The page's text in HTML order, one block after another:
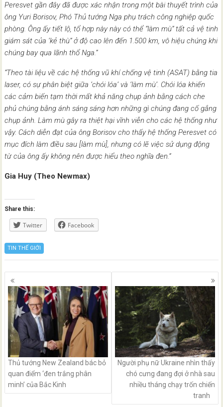
Peresvet gần đây đã được xác nhận trong một bài thuyết trình của
ông Yuri Borisov, Phó Thủ tướng Nga phụ trách công nghiệp quốc
phòng. Ông ấy tiết lộ, tổ hợp này này có thể “làm mù” tất cả vệ tinh
giám sát của ‘kẻ thù” ở độ cao lên đến 1.500 km, vô hiệu chúng khi
chúng bay qua lãnh thổ Nga.”
“Theo tài liệu về các hệ thống vũ khí chống vệ tinh (ASAT) bằng tia
laser, có sự phân biệt giữa ‘chói lóa’ và ‘làm mù’. Chói lóa khiến
các cảm biến tạm thời mất khả năng chụp ảnh bằng cách che
phủ chúng bằng ánh sáng sáng hơn những gì chúng đang cố gắng
chụp ảnh. Làm mù gây ra thiệt hại vĩnh viễn cho các hệ thống như
vậy. Cách diễn đạt của ông Borisov cho thấy hệ thống Peresvet có
mục đích làm điều sau [làm mù], nhưng có lẽ việc sử dụng động
từ của ông ấy không nên được hiểu theo nghĩa đen.”
Gia Huy (Theo Newmax)
Share this:
Twitter Facebook
TIN THẾ GIỚI
Posts
navigation
Thủ tướng New Zealand bác bỏ
quan điểm ‘đen trắng phân
minh’ của Bắc Kinh
Người phụ nữ Ukraine nhìn thấy
chó cưng đang đợi ở nhà sau
nhiều tháng chạy trốn chiến
tranh